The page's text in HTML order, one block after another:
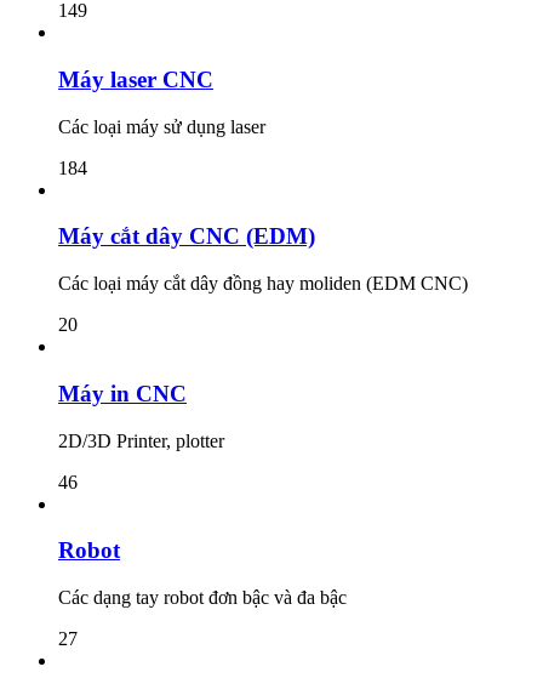
149
Máy laser CNC
Các loại máy sử dụng laser
184
Máy cắt dây CNC (EDM)
Các loại máy cắt dây đồng hay moliden (EDM CNC)
20
Máy in CNC
2D/3D Printer, plotter
46
Robot
Các dạng tay robot đơn bậc và đa bậc
27